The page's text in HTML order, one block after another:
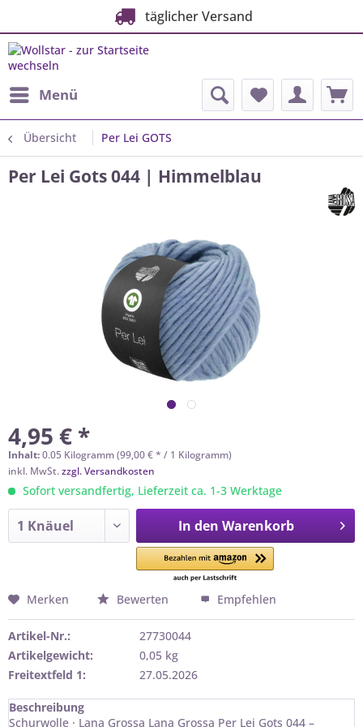
täglicher Versand
Menü
Übersicht Per Lei GOTS
Per Lei Gots 044 | Himmelblau
4,95 € *
Inhalt:0.05 Kilogramm (99,00 € * / 1 Kilogramm)
inkl. MwSt.zzgl. Versandkosten
Sofort versandfertig, Lieferzeit ca. 1-3 Werktage
In den Warenkorb
Merken Bewerten Empfehlen
Artikel-Nr.:
27730044
Artikelgewicht:
0,05 kg
Freitextfeld 1:
27.05.2026
Beschreibung
Schurwolle · Lana Grossa Lana Grossa Per Lei Gots 044 –